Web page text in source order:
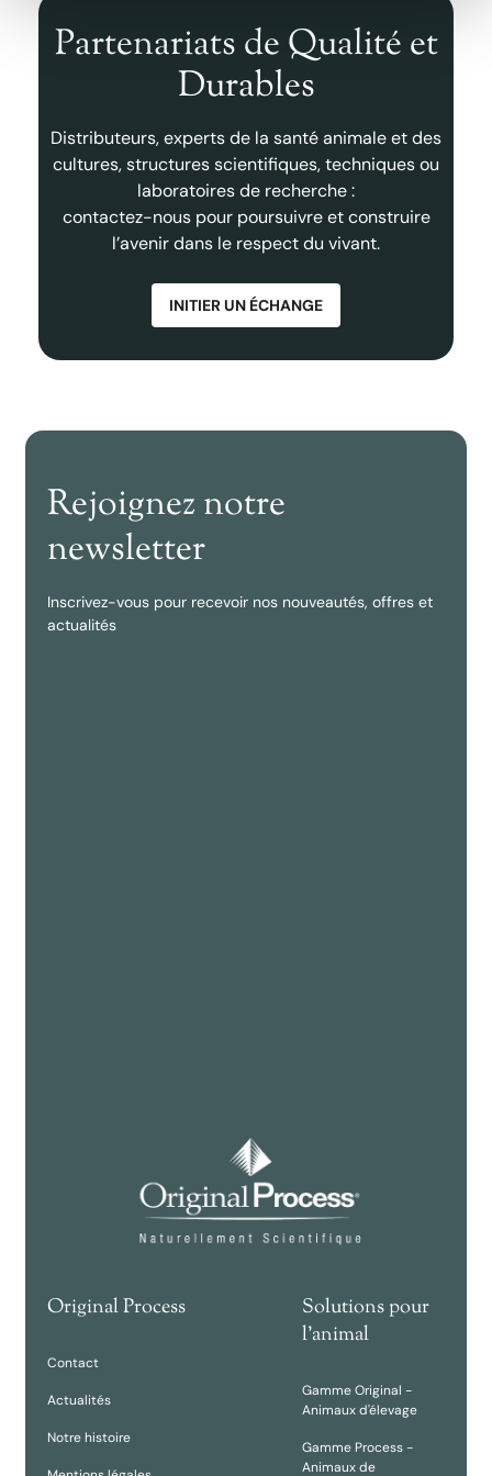
Partenariats de Qualité et
Durables
Distributeurs, experts de la santé animale et des
cultures, structures scientifiques, techniques ou
laboratoires de recherche :
contactez-nous pour poursuivre et construire
l’avenir dans le respect du vivant.
INITIER UN ÉCHANGE
Rejoignez notre
newsletter
Inscrivez-vous pour recevoir nos nouveautés, offres et
actualités
Original Process
Contact
Actualités
Notre histoire
Solutions pour
l'animal
Gamme Original -
Animaux d'élevage
Gamme Process -
Animaux de